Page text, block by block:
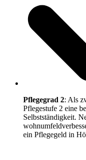
Pflegegrad 2: Als
Pflegestufe 2 eine
Selbstständigkeit.
ein Pflegegeld in